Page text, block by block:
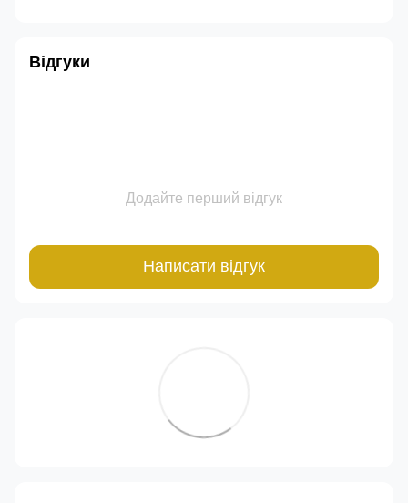
Відгуки
Додайте перший відгук
Написати відгук